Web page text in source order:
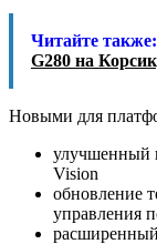
Читайте также:
G280 на
Новыми для
улучшенный
Vision
обновление
управления